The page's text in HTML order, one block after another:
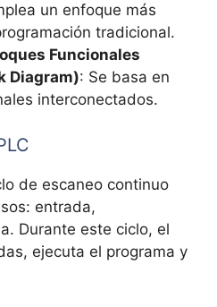
un enfoque más
tradicional.
Funcionales
Diagram): Se basa en
interconectados.
de escaneo continuo
entrada,
Durante este ciclo, el
ejecuta el programa y